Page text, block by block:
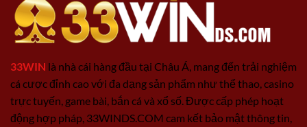
33WIN là nhà cái hàng đầu tại Châu Á, mang đến trải nghiệm
cá cược đỉnh cao với đa dạng sản phẩm như thể thao, casino
trực tuyến, game bài, bắn cá và xổ số. Được cấp phép hoạt
động hợp pháp, 33WINDS.COM cam kết bảo mật thông tin,